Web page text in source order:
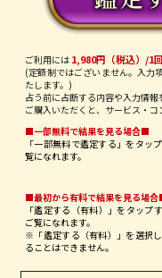
ご利用には 1,980円（税込）/1回
(定額制ではございません。入力
たします。)
占う前に占断する内容や入力情報
ご購入いただくと、サービス・コ
■一部無料で結果を見る場合■
「一部無料で鑑定する」を タップ
覧になれます。
■最初から有料で結果を見る場
「鑑定する（有料）」を タップ
ご覧になれます。
※「鑑定する（有料）」を選択
ることはできません。